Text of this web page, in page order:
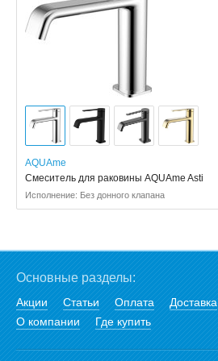
AQUAme
Смеситель для раковины AQUAme Asti
Исполнение: Без донного клапана
Основные разделы:
Акции Статьи Оплата Доставка
О компании
Где купить